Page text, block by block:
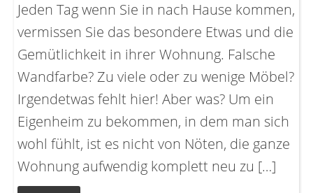
Jeden Tag wenn Sie in nach Hause kommen,
vermissen Sie das besondere Etwas und die
Gemütlichkeit in ihrer Wohnung. Falsche
Wandfarbe? Zu viele oder zu wenige Möbel?
Irgendetwas fehlt hier! Aber was? Um ein
Eigenheim zu bekommen, in dem man sich
wohl fühlt, ist es nicht von Nöten, die ganze
Wohnung aufwendig komplett neu zu […]